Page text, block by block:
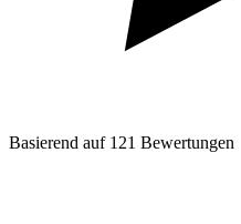
Basierend auf 121 Bewertungen